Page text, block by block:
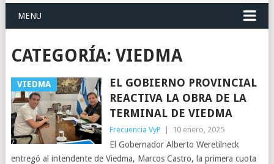
MENU
CATEGORÍA: VIEDMA
VIEDMA
EL GOBIERNO PROVINCIAL
REACTIVA LA OBRA DE LA
TERMINAL DE VIEDMA
Frecuencia VyP 10 enero, 2025
El Gobernador Alberto Weretilneck
entregó al intendente de Viedma, Marcos Castro, la primera cuota